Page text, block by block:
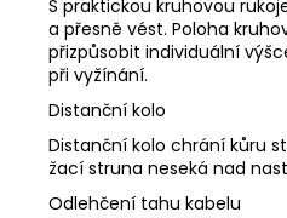
S praktickou kruhovou
a přesně vést. Poloha
přizpůsobit individuální
při vyžínání.
Distanční kolo
Distanční kolo chrání kůru
žací struna neseká nad
Odlehčení tahu kabelu